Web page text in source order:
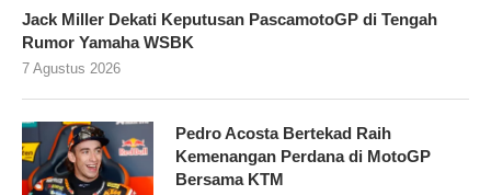
Jack Miller Dekati Keputusan PascamotoGP di Tengah
Rumor Yamaha WSBK
7 Agustus 2026
Pedro Acosta Bertekad Raih
Kemenangan Perdana di MotoGP
Bersama KTM